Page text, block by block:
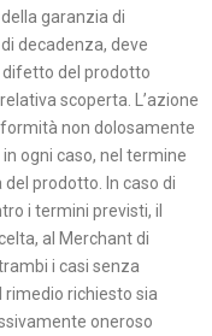
garanzia di
decadenza, deve
difetto del prodotto
scoperta. L’azione
non dolosamente
ogni caso, nel termine
prodotto. In caso di
i termini previsti, il
al Merchant di
i casi senza
rimedio richiesto sia
oneroso